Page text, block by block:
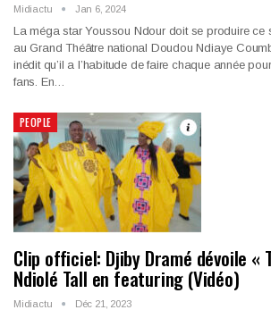
Midiactu Jan 6, 2024
La méga star Youssou Ndour doit se produire ce
au Grand Théâtre national Doudou Ndiaye
inédit qu’il a l’habitude de faire chaque année
fans. En…
PEOPLE
Clip officiel: Djiby Dramé dévoile «
Ndiolé Tall en featuring (Vidéo)
Midiactu Déc 21, 2023